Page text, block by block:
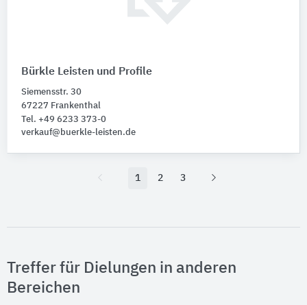
Bürkle Leisten und Profile
Siemensstr. 30
67227 Frankenthal
Tel. +49 6233 373-0
verkauf@buerkle-leisten.de
1 2 3
Treffer für Dielungen in anderen
Bereichen